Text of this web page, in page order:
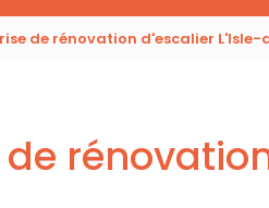
de rénovation d'escalier L'Isle-